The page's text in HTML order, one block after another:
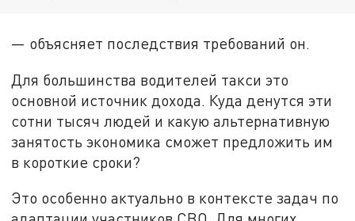
— объясняет последствия требований он.
Для большинства водителей такси это
основной источник дохода. Куда денутся эти
сотни тысяч людей и какую альтернативную
занятость экономика сможет предложить им
в короткие сроки?
Это особенно актуально в контексте задач по